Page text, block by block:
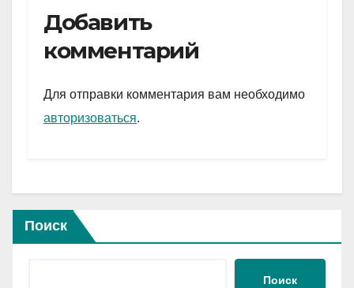
e
gr
a
m
er
s
A
p
и
Добавить
комментарий
Для отправки комментария вам необходимо
авторизоваться.
Поиск
Поиск